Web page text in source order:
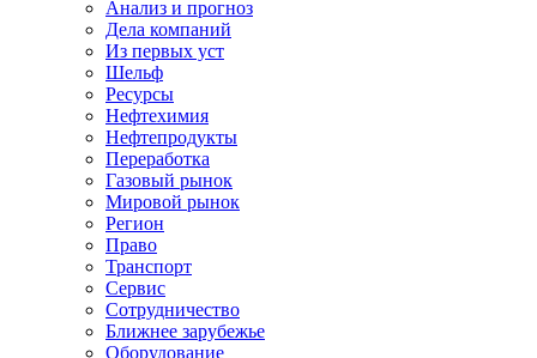
Анализ и прогноз
Дела компаний
Из первых уст
Шельф
Ресурсы
Нефтехимия
Нефтепродукты
Переработка
Газовый рынок
Мировой рынок
Регион
Право
Транспорт
Сервис
Сотрудничество
Ближнее зарубежье
Оборудование